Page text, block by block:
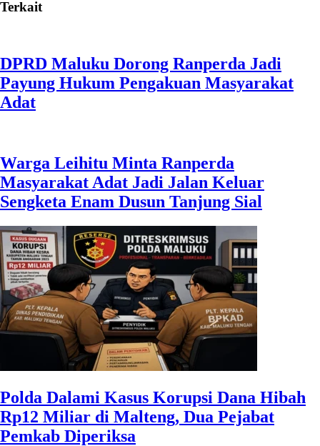
Terkait
DPRD Maluku Dorong Ranperda Jadi
Payung Hukum Pengakuan Masyarakat
Adat
Warga Leihitu Minta Ranperda
Masyarakat Adat Jadi Jalan Keluar
Sengketa Enam Dusun Tanjung Sial
Polda Dalami Kasus Korupsi Dana Hibah
Rp12 Miliar di Malteng, Dua Pejabat
Pemkab Diperiksa